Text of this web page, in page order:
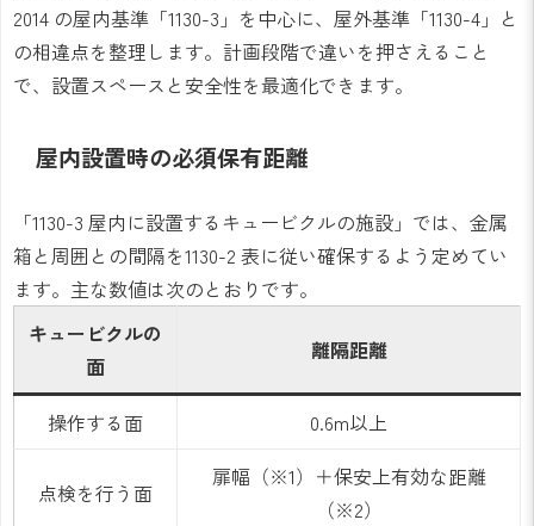
2014 の屋内基準「1130-3」を中心に、屋外基準「1130-4」と
の相違点を整理します。計画段階で違いを押さえること
で、設置スペースと安全性を最適化できます。
屋内設置時の必須保有距離
「1130-3 屋内に設置するキュービクルの施設」では、金属
箱と周囲との間隔を1130-2 表に従い確保するよう定めてい
ます。主な数値は次のとおりです。
キュービクルの
面
離隔距離
操作する面 0.6m以上
点検を行う面
扉幅（※1）＋保安上有効な距離
（※2）